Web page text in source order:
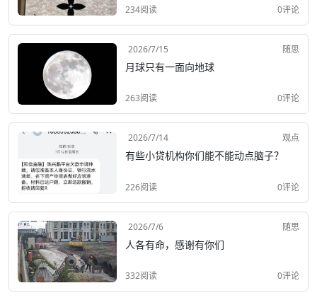
234阅读 0评论
2026/7/15 随思
月球只有一面向地球
263阅读 0评论
2026/7/14 观点
有些小贷机构你们能不能动点脑子？
226阅读 0评论
2026/7/6 随思
人各有命，感谢有你们
332阅读 0评论